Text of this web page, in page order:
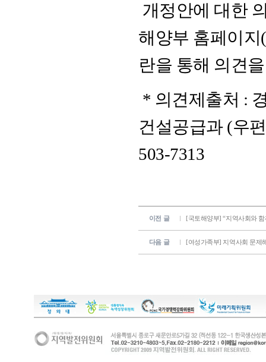
이전 글 [국토해양부] “지역사회와
다음 글 [여성가족부] 지역사회 문제
개정안에 대한
해양부 홈페이지
란을 통해 의견
* 의견제출처 :
건설공급과 (우
503-7313